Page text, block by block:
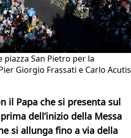
piazza San Pietro per la
Giorgio Frassati e Carlo
il Papa che si presenta sul
dell’inizio della Messa
si allunga fino a via della